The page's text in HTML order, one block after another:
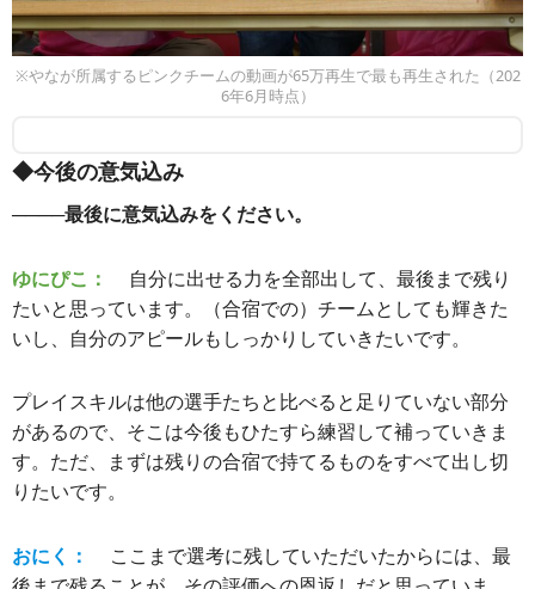
※やなが所属するピンクチームの動画が65万再生で最も再生された（202
6年6月時点）
◆今後の意気込み
────最後に意気込みをください。
ゆにぴこ：
自分に出せる力を全部出して、最後まで残り
たいと思っています。（合宿での）チームとしても輝きた
いし、自分のアピールもしっかりしていきたいです。
プレイスキルは他の選手たちと比べると足りていない部分
があるので、そこは今後もひたすら練習して補っていきま
す。ただ、まずは残りの合宿で持てるものをすべて出し切
りたいです。
おにく：
ここまで選考に残していただいたからには、最